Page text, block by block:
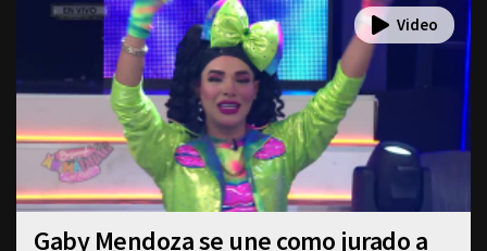
Gaby Mendoza se une como jurado a